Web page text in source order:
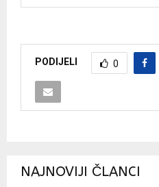
PODIJELI 0
NAJNOVIJI ČLANCI